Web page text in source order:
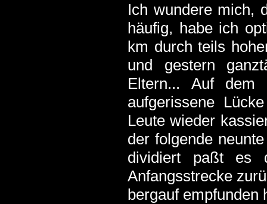
Ich wundere mich,
häufig, habe ich
km durch teils
und gestern
Eltern... Auf dem
aufgerissene
Leute wieder
der folgende
dividiert paßt es
Anfangsstrecke
bergauf empfunden